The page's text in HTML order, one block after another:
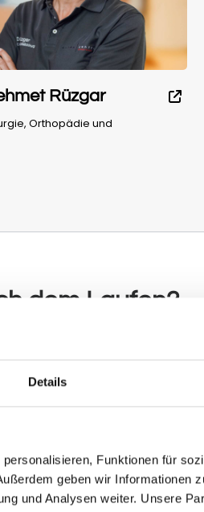
Details
Funktionen für
geben wir Informationen
und Analysen weiter. Unsere
Rüzgar
Orthopädie und
dem Laufen?
Ursachen. Häufig wirken
Fehlbelastungen